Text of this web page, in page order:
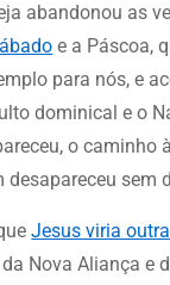
abandonou as
e a Páscoa,
para nós, e
dominical e o
o caminho
desapareceu sem
Jesus viria
Nova Aliança e